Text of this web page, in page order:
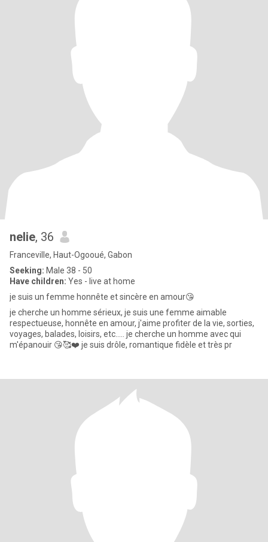
nelie, 36
Franceville, Haut-Ogooué, Gabon
Seeking: Male 38 - 50
Have children: Yes - live at home
je suis un femme honnête et sincère en amour😘
je cherche un homme sérieux, je suis une femme aimable
respectueuse, honnête en amour, j'aime profiter de la vie, sorties,
voyages, balades, loisirs, etc..... je cherche un homme avec qui
m'épanouir 😘🥰❤️ je suis drôle, romantique fidèle et très pr